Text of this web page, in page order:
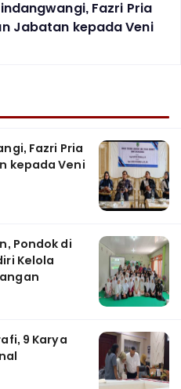
Fazri Pria
Jabatan kepada Veni
Fazri Pria
kepada Veni
Pondok di
Kelola
9 Karya